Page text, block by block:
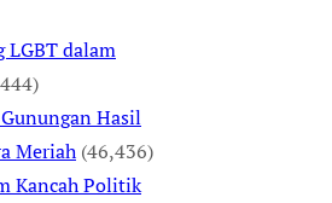
LGBT dalam
Hasil
Meriah (46,436)
Kancah Politik